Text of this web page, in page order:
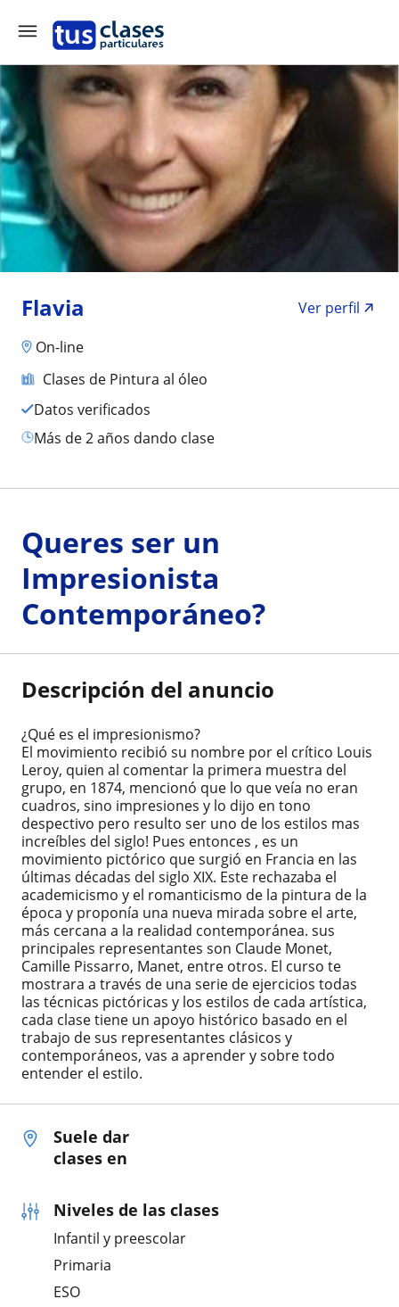
Flavia
Ver perfil
On-line
Clases de Pintura al óleo
Datos verificados
más de 2 años dando clase
Suele dar
clases en
Niveles de las clases
Infantil y preescolar
Primaria
ESO
Queres ser un
Impresionista
Contemporáneo?
Descripción del anuncio
¿Qué es el impresionismo?
El movimiento recibió su nombre por el crítico Louis
Leroy, quien al comentar la primera muestra del
grupo, en 1874, mencionó que lo que veía no eran
cuadros, sino impresiones y lo dijo en tono
despectivo pero resulto ser uno de los estilos mas
increíbles del siglo! Pues entonces , es un
movimiento pictórico que surgió en Francia en las
últimas décadas del siglo XIX. Este rechazaba el
academicismo y el romanticismo de la pintura de la
época y proponía una nueva mirada sobre el arte,
más cercana a la realidad contemporánea. sus
principales representantes son Claude Monet,
Camille Pissarro, Manet, entre otros. El curso te
mostrara a través de una serie de ejercicios todas
las técnicas pictóricas y los estilos de cada artística,
cada clase tiene un apoyo histórico basado en el
trabajo de sus representantes clásicos y
contemporáneos, vas a aprender y sobre todo
entender el estilo.